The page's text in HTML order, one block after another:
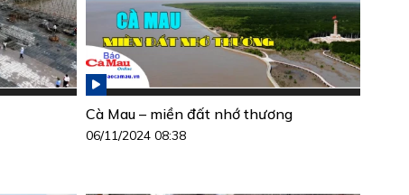
Cà Mau – miền đất nhớ thương
06/11/2024 08:38